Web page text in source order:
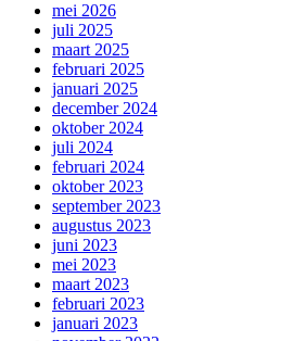
mei 2026
juli 2025
maart 2025
februari 2025
januari 2025
december 2024
oktober 2024
juli 2024
februari 2024
oktober 2023
september 2023
augustus 2023
juni 2023
mei 2023
maart 2023
februari 2023
januari 2023